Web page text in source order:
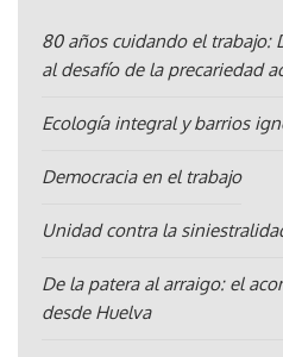
80 años cuidando el trabajo:
al desafío de la precariedad
Ecología integral y barrios
Democracia en el trabajo
Unidad contra la
De la patera al arraigo: el
desde Huelva